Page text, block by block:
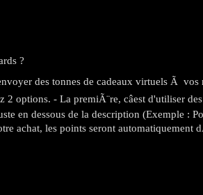
?
envoyer des tonnes de cadeaux virtuels Ã
- La premiÃ¨re, câest d'utiliser
en dessous de la description (Exemple :
achat, les points seront